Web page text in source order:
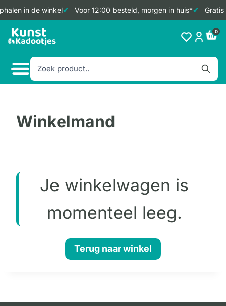
in de winkel Voor 12:00 besteld, morgen in huis*
Doorgaan
naar
0
Winkelmand
Je winkelwagen is
momenteel leeg.
Terug naar winkel